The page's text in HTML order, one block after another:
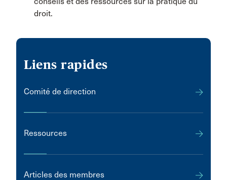
droit.
Liens rapides
Comité de direction
Ressources
Articles des membres